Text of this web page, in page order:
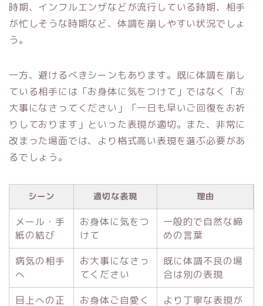
時期、インフルエンザなどが流行している時期、相手
が忙しそうな時期など、体調を崩しやすい状況でしょ
う。
一方、避けるべきシーンもあります。既に体調を崩し
ている相手には「お身体に気をつけて」ではなく「お
大事になさってください」「一日も早いご回復をお祈
りしております」といった表現が適切。また、非常に
改まった場面では、より格式高い表現を選ぶ必要があ
るでしょう。
シーン 適切な表現 理由
メール・手
紙の結び
お身体に気をつ
けて
一般的で自然な締
めの言葉
病気の相手
へ
お大事になさっ
てください
既に体調不良の場
合は別の表現
目上への正
お身体ご自愛く
より丁寧な表現が